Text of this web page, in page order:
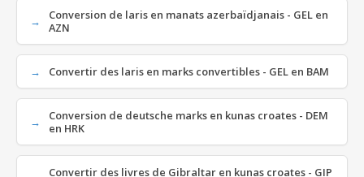
Conversion de laris en manats azerbaïdjanais - GEL en
AZN
Convertir des laris en marks convertibles - GEL en BAM
Conversion de deutsche marks en kunas croates - DEM
en HRK
Convertir des livres de Gibraltar en kunas croates - GIP